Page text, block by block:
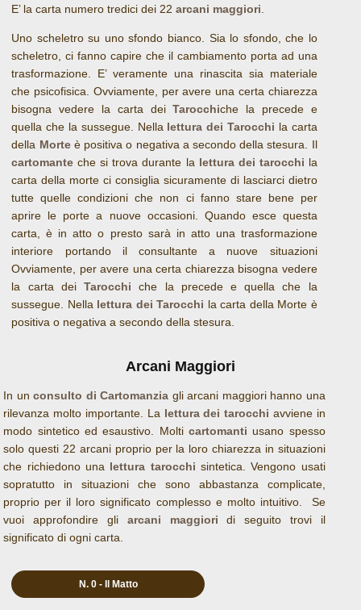
E’ la carta numero tredici dei 22arcani maggiori.
Uno scheletro su uno sfondo bianco. Sia lo sfondo, che lo
scheletro, ci fanno capire che il cambiamento porta ad una
trasformazione. E’ veramente una rinascita sia materiale
che psicofisica. Ovviamente, per avere una certa chiarezza
bisogna vedere la carta deiTarocchiche la precede e
quella che la sussegue. Nella lettura dei Tarocchi la carta
della Morteè positiva o negativa a secondo della stesura. Il
cartomante che si trova durante la lettura dei tarocchi la
carta della morte ci consiglia sicuramente di lasciarci dietro
tutte quelle condizioni che non ci fanno stare bene per
aprire le porte a nuove occasioni. Quando esce questa
carta, è in atto o presto sarà in atto una trasformazione
interiore portando il consultante a nuove situazioni
Ovviamente, per avere una certa chiarezza bisogna vedere
la carta deiTarocchi che la precede e quella che la
sussegue. Nella lettura dei Tarocchi la carta della Morte è
positiva o negativa a secondo della stesura.
Arcani Maggiori
In unconsulto di Cartomanzia gli arcani maggiori hanno una
rilevanza molto importante. La lettura dei tarocchi avviene in
modo sintetico ed esaustivo. Molti cartomanti usano spesso
solo questi 22 arcani proprio per la loro chiarezza in situazioni
che richiedono una lettura tarocchi sintetica. Vengono usati
sopratutto in situazioni che sono abbastanza complicate,
proprio per il loro significato complesso e molto intuitivo. Se
vuoi approfondire gli arcani maggiori di seguito trovi il
significato di ogni carta.
N. 0 - Il Matto